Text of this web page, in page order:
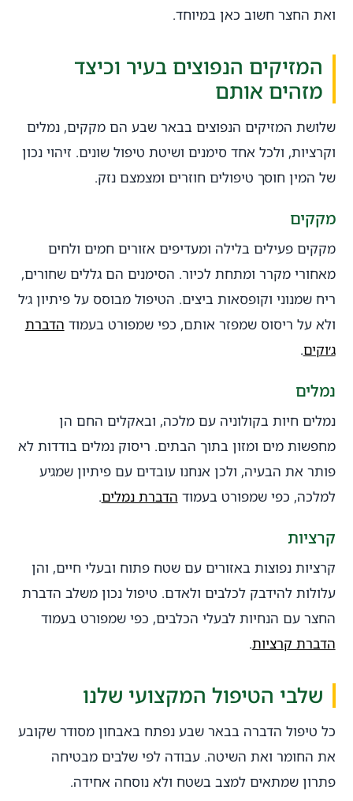
ואת החצר חשוב כאן במיוחד.
המזיקים הנפוצים בעיר וכיצד
מזהים אותם
שלושת המזיקים הנפוצים בבאר שבע הם מקקים, נמלים
וקרציות, ולכל אחד סימנים ושיטת טיפול שונים. זיהוי נכון
של המין חוסך טיפולים חוזרים ומצמצם נזק.
מקקים
מקקים פעילים בלילה ומעדיפים אזורים חמים ולחים
מאחורי מקרר ומתחת לכיור. הסימנים הם גללים שחורים,
ריח שמנוני וקופסאות ביצים. הטיפול מבוסס על פיתיון ג׳ל
ולא על ריסוס שמפזר אותם, כפי שמפורט בעמוד הדברת
ג׳וקים.
נמלים
נמלים חיות בקולוניה עם מלכה, ובאקלים החם הן
מחפשות מים ומזון בתוך הבתים. ריסוק נמלים בודדות לא
פותר את הבעיה, ולכן אנחנו עובדים עם פיתיון שמגיע
למלכה, כפי שמפורט בעמוד הדברת נמלים.
קרציות
קרציות נפוצות באזורים עם שטח פתוח ובעלי חיים, והן
עלולות להידבק לכלבים ולאדם. טיפול נכון משלב הדברת
החצר עם הנחיות לבעלי הכלבים, כפי שמפורט בעמוד
הדברת קרציות.
שלבי הטיפול המקצועי שלנו
כל טיפול הדברה בבאר שבע נפתח באבחון מסודר שקובע
את החומר ואת השיטה. עבודה לפי שלבים מבטיחה
פתרון שמתאים למצב בשטח ולא נוסחה אחידה.